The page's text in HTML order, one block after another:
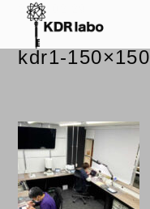
2024.02.29
kdr1-150×150